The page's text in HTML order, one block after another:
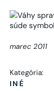
marec 2011
Kategória:
INÉ